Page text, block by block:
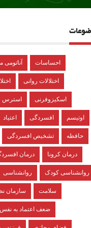
آناتومی احساسات
اختلالات روانی
استرس اسکیزوفرنی
اعتیاد افسردگی اوتیسم
تشخیص افسردگی حافظه
درمان درمان کرونا
روانشناسی روانشناسی کودک
سازمان سلامت
ضعف اعتماد به نفس